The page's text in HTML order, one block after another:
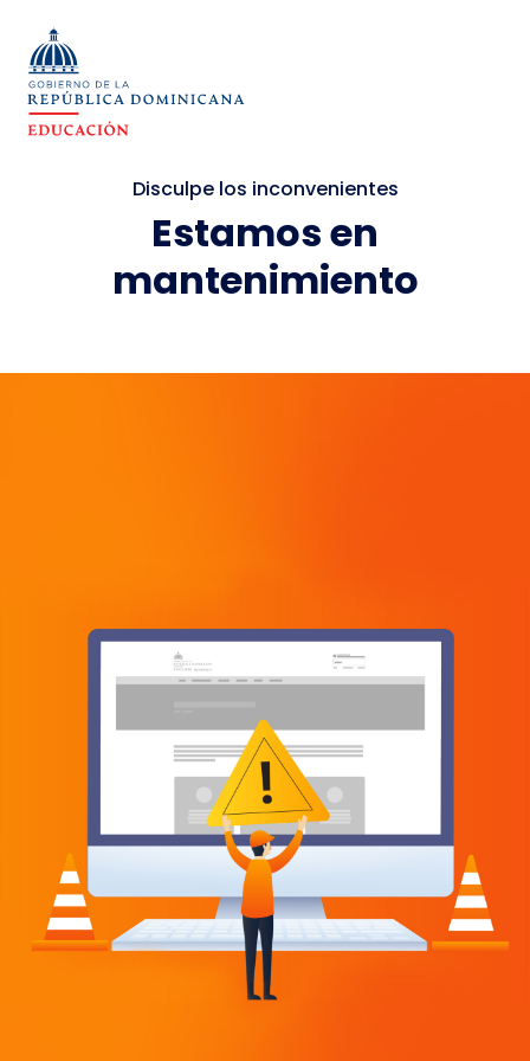
Disculpe los inconvenientes
Estamos en
mantenimiento